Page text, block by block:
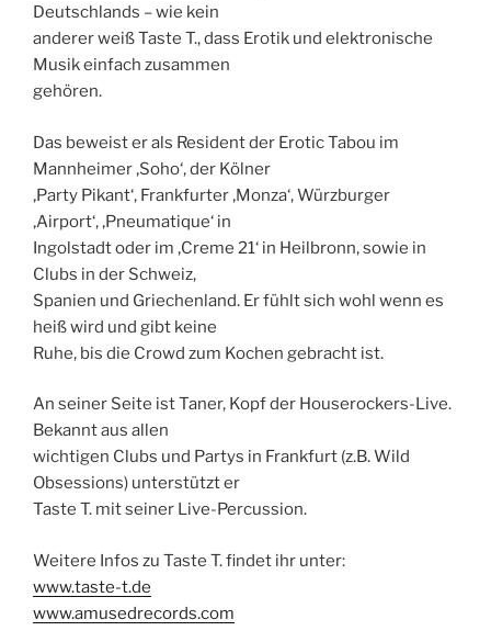
Deutschlands – wie kein
anderer weiß Taste T., dass Erotik und elektronische
Musik einfach zusammen
gehören.
Das beweist er als Resident der Erotic Tabou im
Mannheimer ‚Soho‘, der Kölner
‚Party Pikant‘, Frankfurter ‚Monza‘, Würzburger
‚Airport‘, ‚Pneumatique‘ in
Ingolstadt oder im ‚Creme 21‘ in Heilbronn, sowie in
Clubs in der Schweiz,
Spanien und Griechenland. Er fühlt sich wohl wenn es
heiß wird und gibt keine
Ruhe, bis die Crowd zum Kochen gebracht ist.
An seiner Seite ist Taner, Kopf der Houserockers-Live.
Bekannt aus allen
wichtigen Clubs und Partys in Frankfurt (z.B. Wild
Obsessions) unterstützt er
Taste T. mit seiner Live-Percussion.
Weitere Infos zu Taste T. findet ihr unter:
www.taste-t.de
www.amusedrecords.com